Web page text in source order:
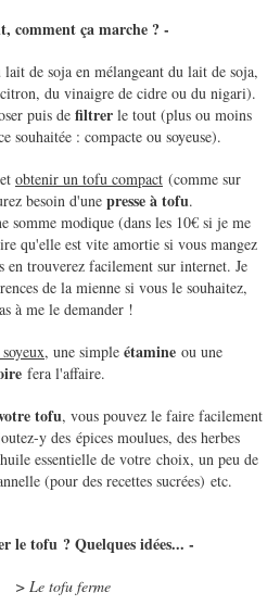
comment ça marche ? -
de soja en mélangeant du lait de soja,
du vinaigre de cidre ou du nigari).
puis de filtrer le tout (plus ou moins
souhaitée : compacte ou soyeuse).
obtenir un tofu compact (comme sur
besoin d'une presse à tofu.
somme modique (dans les 10€ si je me
qu'elle est vite amortie si vous mangez
trouverez facilement sur internet. Je
de la mienne si vous le souhaitez,
à me le demander !
, une simple étamine ou une
fera l'affaire.
tofu, vous pouvez le faire facilement
y des épices moulues, des herbes
essentielle de votre choix, un peu de
(pour des recettes sucrées) etc.
le tofu ? Quelques idées... -
> Le tofu ferme